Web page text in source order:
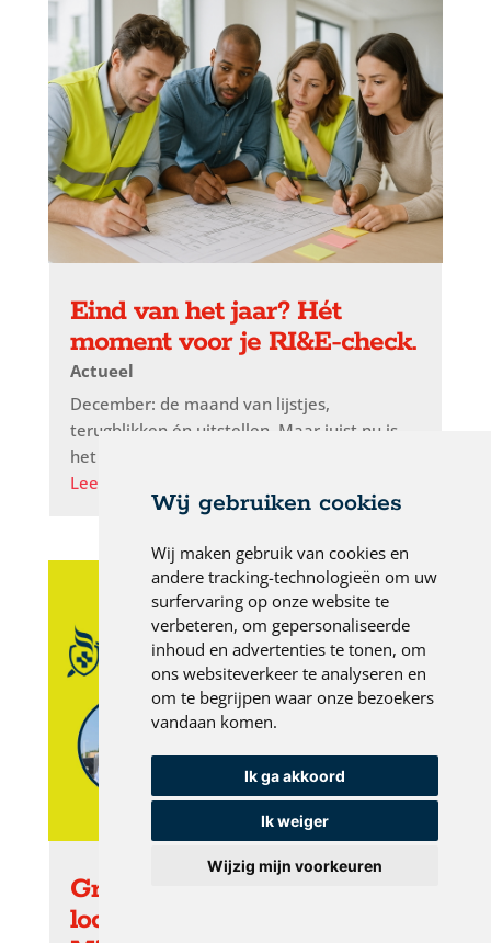
Wij gebruiken cookies
Wij maken gebruik van cookies en
andere tracking-technologieën om uw
surfervaring op onze website te
verbeteren, om gepersonaliseerde
inhoud en advertenties te tonen, om
ons websiteverkeer te analyseren en
om te begrijpen waar onze bezoekers
vandaan komen.
Ik ga akkoord
Ik weiger
Wijzig mijn voorkeuren
Eind van het jaar? Hét
moment voor je RI&E-check.
Actueel
December: de maand van lijstjes,
terugblikken én uitstellen. Maar juist nu is
het slim om stil te staan bij je...
Lees meer
Grip op BHV op meerdere
locaties? Zo werkt de